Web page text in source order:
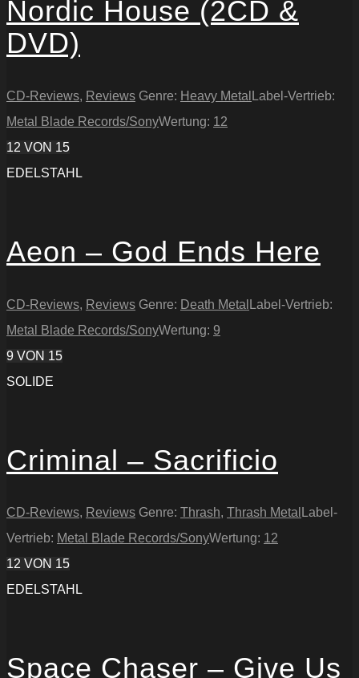
Nordic House (2CD &
DVD)
CD-Reviews, Reviews Genre: Heavy Metal Label-Vertrieb:
Metal Blade Records/SonyWertung: 12
12 VON 15
EDELSTAHL
Aeon – God Ends Here
CD-Reviews, Reviews Genre: Death Metal Label-Vertrieb:
Metal Blade Records/SonyWertung: 9
9 VON 15
SOLIDE
Criminal – Sacrificio
CD-Reviews, Reviews Genre: Thrash, Thrash Metal Label-
Vertrieb: Metal Blade Records/SonyWertung: 12
12 VON 15
EDELSTAHL
Space Chaser – Give Us